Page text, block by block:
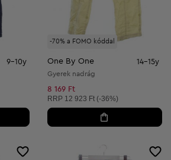
9-10y
-70% a FOMO kóddal
One By One 14-15y
Gyerek nadrág
8 169 Ft
Ajánlott ár:
RRP 12 923 Ft (-36%)